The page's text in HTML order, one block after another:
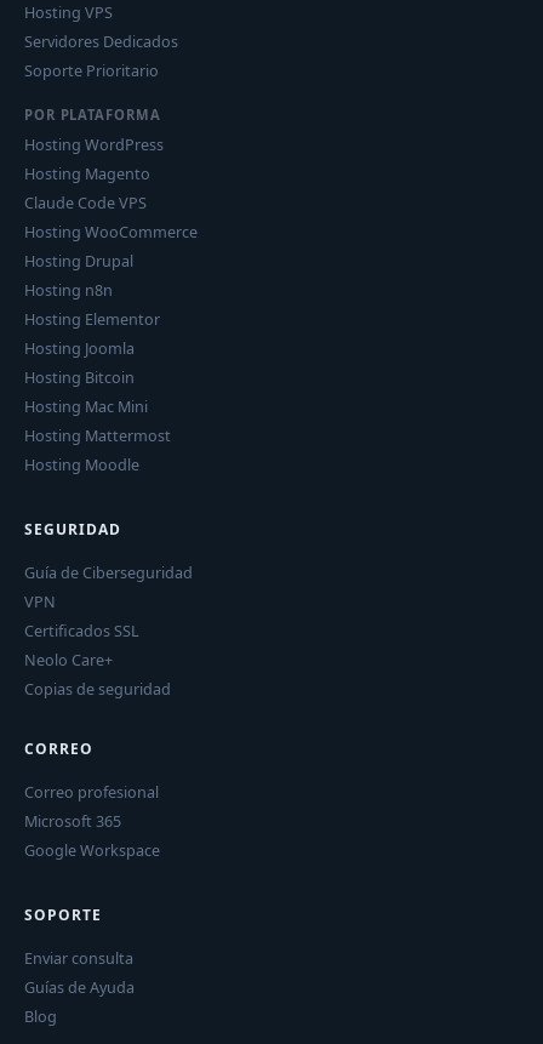
Hosting VPS
Servidores Dedicados
Soporte Prioritario
POR PLATAFORMA
Hosting WordPress
Hosting Magento
Claude Code VPS
Hosting WooCommerce
Hosting Drupal
Hosting n8n
Hosting Elementor
Hosting Joomla
Hosting Bitcoin
Hosting Mac Mini
Hosting Mattermost
Hosting Moodle
SEGURIDAD
Guía de Ciberseguridad
VPN
Certificados SSL
Neolo Care+
Copias de seguridad
CORREO
Correo profesional
Microsoft 365
Google Workspace
SOPORTE
Enviar consulta
Guías de Ayuda
Blog